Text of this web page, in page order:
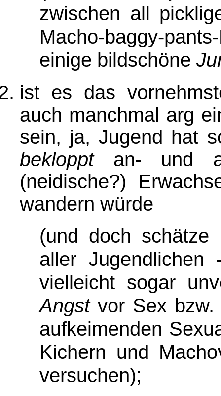
zwischen all
Macho-baggy-
einige bildschöne
ist es das
auch manchmal arg
sein, ja, Jugend hat
beklopptan- und
(neidische?)
wandern würde
(und doch
aller
vielleicht sogar
Angstvor Sex bzw.
aufkeimenden
Kichern und
versuchen);